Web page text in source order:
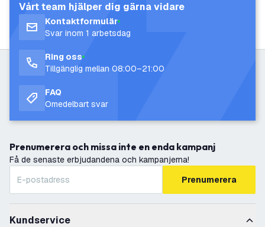
Vårt team hjälper dig gärna vidare
Kontaktformulär
Svar inom 1 arbetsdag
Ring oss
Tillgänglig mellan 08:00–21:00
FAQ
Omedelbart svar
Prenumerera och missa inte en enda kampanj
Få de senaste erbjudandena och kampanjerna!
Prenumerera
Kundservice